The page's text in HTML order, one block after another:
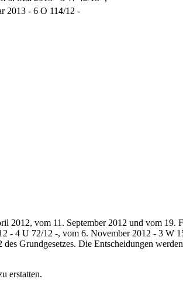
2013 - 6 O 114/12 -
2012, vom 11. September 2012 und vom 19.
- 4 U 72/12 -, vom 6. November 2012 - 3 W
Grundgesetzes. Die Entscheidungen
erstatten.